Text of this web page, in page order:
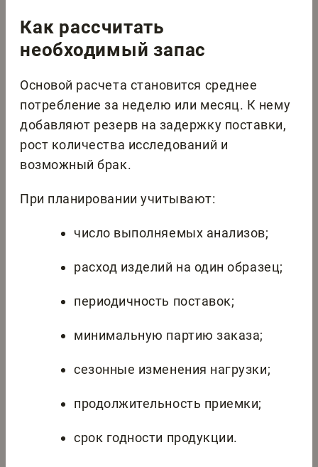
Как рассчитать
необходимый запас
Основой расчета становится среднее
потребление за неделю или месяц. К нему
добавляют резерв на задержку поставки,
рост количества исследований и
возможный брак.
При планировании учитывают:
число выполняемых анализов;
расход изделий на один образец;
периодичность поставок;
минимальную партию заказа;
сезонные изменения нагрузки;
продолжительность приемки;
срок годности продукции.